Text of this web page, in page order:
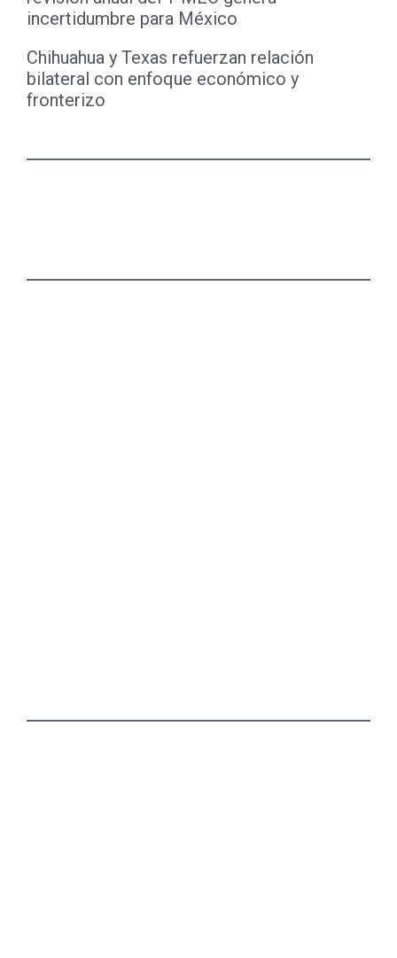
incertidumbre para México
Chihuahua y Texas refuerzan relación
bilateral con enfoque económico y
fronterizo